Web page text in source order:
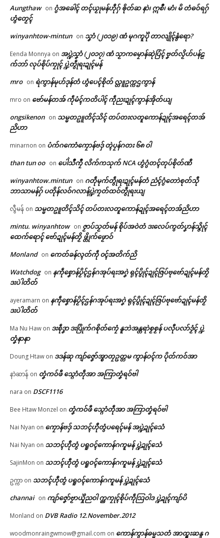
ဌာန်ပရိုၚ်ဗၠးၜးမန်
ရုဲစှ်
ပရိုၚ်လက္ကရဴအိုတ်
© ဌာန်ပရိုၚ်ဗၠးၜးမန်
ပ္ဍဲဒေသခရိုၚ်ထဝဲါ ညးဒးဒုၚ်ကၠောံ
ထၞာန်စၟယဲဇွဟ် (P.F) ဂၠိုၚ်ကၠုၚ်
June 18, 2026
In "ပရိုၚ်"
ညးတြုံဒေသကအ်ဗိန်မွဲတၠ ဂ
ကောံရပ်လွဟ်မွဲဂကောံရပ်ဏာတုဲ
လလအ်ပွိုၚ် (၉) တ္ၚဲဂှ် ဂွံဆဵုကေတ်
ချိုတ်ဒၟံၚ်
In "ပရိုၚ်"
“ရဲပၠန်ဂတးတအ် ဒှ်မွဲဂကောံ၊ မွဲအ
မိၚ်၊ မွဲအသံမာန်မှ ပိုဲဇၞးဍေံဏောၚ်”
March 4, 2026
In "သၟာန်သွဟ်"
Aungthaw on ဂွံအခေါၚ် တၚ်ယၟုမန်ဟီုဂှ် ၜိုတ်ဆ နာဲ၊ ဣစဳ၊ မာံ၊ မိ တံဓဝ်ရဂှ်
ဟွံတၟေၚ်
winyanhtow-mintun on သၞာံ (၂၀၁၉) ဏံ မုဂကူပိုဲ တာလျိုၚ်နွံရော?
Eenda Monnya on အပ္ဍဲသၞာံ (၂၀၁၇) ဏံ သၟာကမၠောန်ဆုဲပြံၚ် ဗၞတ်လၟိဟ်ပန်ဠ
က်ဘာ် လုပ်စိုပ်ကၠုၚ် ပ္ဍဲတွဵုရးဍုၚ်မန်
mro on ရဲကွာန်မုဟ်ဒုန်တံ ဟွံပေၚ်စိုတ် လ္တူဥက္ကဌကွာန်
mro on ဗော်မန်တအ် ကဵုမံၚ်ကတိပါၚ် ကဵုညးဍုၚ်ကွာန်အိုတ်ယျ
ongsikenon on သမ္မတဥူတိၚ်သိၚ် တပ်တးလတူကောန်ဍုၚ်အရေၚ်တအ်
ညိဟာ
minarnon on ပံက်ဂကောံကၠောန်ဗဒှ် တ္ၚဲပၠန်ဂတး ၆၈ ဝါ
than tun oo on ပေါဲသဳကၠဳ လိက်ကသုက် NCA ဟွံဂွံတၚ်တုပ်စိုတ်ဏီ
winyanhtow.mintun on ဂတဵုမုက်တွဵုရးဍုၚ်မန်တံ ညံၚ်ဂွံတောဲစုတ်သီု
ဘာသာမန်ဂှ် ပတိုန်လဝ်ဂလာန်ပ္ဍဲကၠတ်ထဝ်တွဵုရးယျ
လွီမန် on သမ္မတဥူတိၚ်သိၚ် တပ်တးလတူကောန်ဍုၚ်အရေၚ်တအ်ညိဟာ
mintu. winyanhtow on ဇၟာပ်သၟတ်မန် စိုပ်အဝဲတံ ဒးလေပ်ကွတ်ပၞာန်သ္ဇိုၚ်
ထေက်ရောၚ် ဗော်ဍုၚ်မန်တၟိ ဖ္တိုက်ဖၟောဝ်
Monland on ကေတ်ခန်လ္ၚတ်ကဵု ၀ၚ်အတိက်ညိ
Watchdog on နကဵုစၞောန်ပၟိၚ်ဌန်ဂအုပ်ရးအဂၞဲ ရုၚ်ပွိုၚ်ဍုၚ်ဇြပ်ဗုဗော်ဍုၚ်မန်တၟိ
ဒးပဲါတိတ်
ayeramarn on နကဵုစၞောန်ပၟိၚ်ဌန်ဂအုပ်ရးအဂၞဲ ရုၚ်ပွိုၚ်ဍုၚ်ဇြပ်ဗုဗော်ဍုၚ်မန်တၟိ
ဒးပဲါတိတ်
Ma Nu Haw on ဒးစဵုဒၞာ ဒးပြိုက်ဂစိုတ်ကၠေံ နူဘဲအန္တရာဲစၟစၟန် ပလီုပလာ်ဒၟံၚ် ပ္ဍဲ
တၞံနာနာ
Doung Htaw on ဒဒန်ဆု ကျာ်ဇၞော်အ္စာတၠဥတ္တမ ကွာန်ဝၚ်က ပိုတ်ကဝ်အာ
နာဲဆာန် on တၞံကဝ်ဖီ သ္ဂောံတဵုအာ အကြာတၞံရဝ်ဗါ
nara on DSCF1116
Bee Htaw Monzel on တၞံကဝ်ဖီ သ္ဂောံတဵုအာ အကြာတၞံရဝ်ဗါ
Nai Nyan on ကၠောန်ဗဒှ် သဘၚ်ဟီုတွံပရေၚ်မန် အပ္ဍဲဍုၚ်သေံ
Nai Nyan on သဘၚ်ဟီုတွံ ပရူဝၚ်ကောန်ဂကူမန် ပ္ဍဲဍုၚ်သေံ
SajinMon on သဘၚ်ဟီုတွံ ပရူဝၚ်ကောန်ဂကူမန် ပ္ဍဲဍုၚ်သေံ
ဥက္ကာ on သဘၚ်ဟီုတွံ ပရူဝၚ်ကောန်ဂကူမန် ပ္ဍဲဍုၚ်သေံ
channai on ကျာ်ဇၞော်ဗၟာယှိုဲညဝါ က္ညကၠုၚ်စိုပ်ကဵုသြဝါဒ ပ္ဍဲဍုၚ်ကျာ်ပိ
Monland on DVB Radio 12.November.2012
woodmonraingwmow@gmail.com on ကောန်ကွာန်ဓမ္မသတံ အာထ္ၜးဆန္ဒ ဂ